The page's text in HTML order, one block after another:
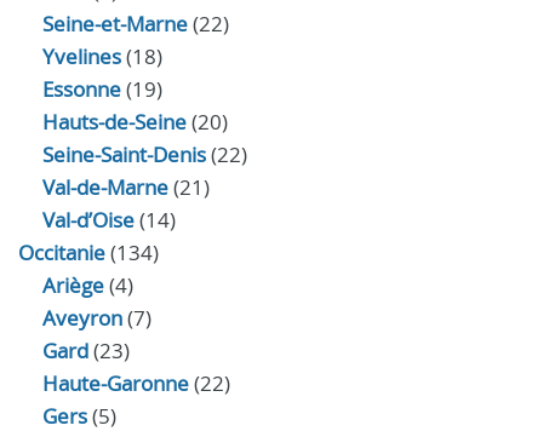
Seine-et-Marne(22)
Yvelines(18)
Essonne(19)
Hauts-de-Seine(20)
Seine-Saint-Denis(22)
Val-de-Marne(21)
Val-d’Oise(14)
Occitanie(134)
Ariège(4)
Aveyron(7)
Gard(23)
Haute-Garonne(22)
Gers(5)